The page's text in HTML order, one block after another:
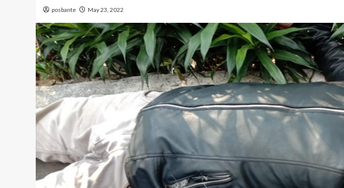
posbante May 23, 2022